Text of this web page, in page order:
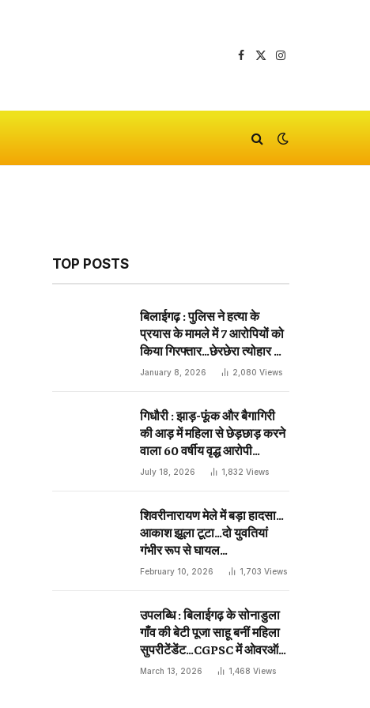
Facebook
X
Instagram
TOP POSTS
बिलाईगढ़ : पुलिस ने हत्या के
प्रयास के मामले में 7 आरोपियों को
किया गिरफ्तार…छेरछेरा त्योहार के
दिन प्राणघातक हमले को दिया था
January 8, 2026 2,080 Views
गिधौरी : झाड़-फूंक और बैगागिरी
की आड़ में महिला से छेड़छाड़ करने
वाला 60 वर्षीय वृद्ध आरोपी
गिरफ्तार…
July 18, 2026 1,832 Views
शिवरीनारायण मेले में बड़ा हादसा…
आकाश झूला टूटा…दो युवतियां
गंभीर रूप से घायल…
February 10, 2026 1,703 Views
उपलब्धि : बिलाईगढ़ के सोनाडुला
गाँव की बेटी पूजा साहू बनीं महिला
सुपरीटेंडेंट…CGPSC में ओवरऑल
19 वीं रैंक…
March 13, 2026 1,468 Views